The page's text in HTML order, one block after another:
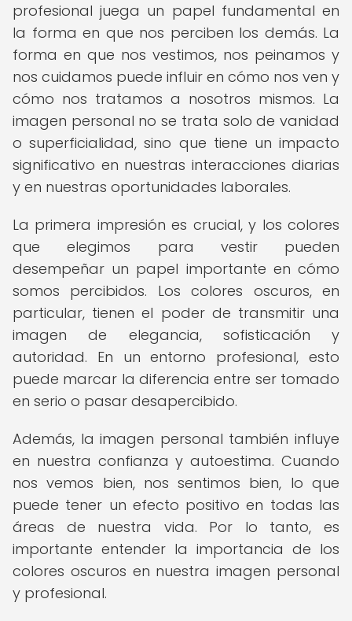
profesional juega un papel fundamental en
la forma en que nos perciben los demás. La
forma en que nos vestimos, nos peinamos y
nos cuidamos puede influir en cómo nos ven y
cómo nos tratamos a nosotros mismos. La
imagen personal no se trata solo de vanidad
o superficialidad, sino que tiene un impacto
significativo en nuestras interacciones diarias
y en nuestras oportunidades laborales.
La primera impresión es crucial, y los colores
que elegimos para vestir pueden
desempeñar un papel importante en cómo
somos percibidos. Los colores oscuros, en
particular, tienen el poder de transmitir una
imagen de elegancia, sofisticación y
autoridad. En un entorno profesional, esto
puede marcar la diferencia entre ser tomado
en serio o pasar desapercibido.
Además, la imagen personal también influye
en nuestra confianza y autoestima. Cuando
nos vemos bien, nos sentimos bien, lo que
puede tener un efecto positivo en todas las
áreas de nuestra vida. Por lo tanto, es
importante entender la importancia de los
colores oscuros en nuestra imagen personal
y profesional.